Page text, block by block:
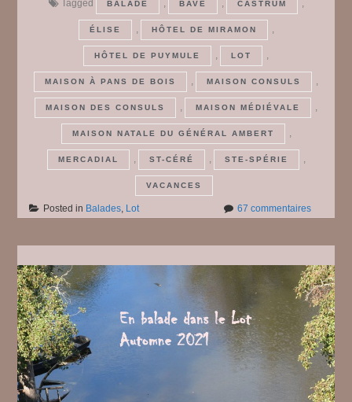
Tagged BALADE BAVE CASTRUM
ÉLISE HÔTEL DE MIRAMON
HÔTEL DE PUYMULE LOT
MAISON À PANS DE BOIS MAISON CONSULS
MAISON DES CONSULS MAISON MÉDIÉVALE
MAISON NATALE DU GÉNÉRAL AMBERT
MERCADIAL ST-CÉRÉ STE-SPÉRIE
VACANCES
Posted in Balades Lot 67 commentairessur
le
Lot
:
Saint-
Céré
#
5